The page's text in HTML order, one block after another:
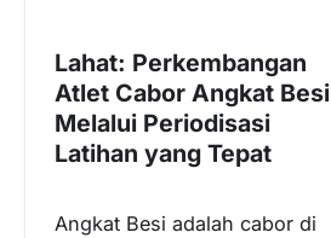
Lahat: Perkembangan
Atlet Cabor Angkat Besi
Melalui Periodisasi
Latihan yang Tepat
Angkat Besi adalah cabor di